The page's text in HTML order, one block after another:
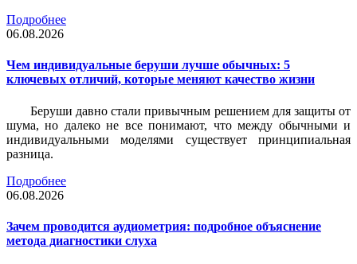
Подробнее
06.08.2026
Чем индивидуальные беруши лучше обычных: 5
ключевых отличий, которые меняют качество жизни
Беруши давно стали привычным решением для защиты от
шума, но далеко не все понимают, что между обычными и
индивидуальными моделями существует принципиальная
разница.
Подробнее
06.08.2026
Зачем проводится аудиометрия: подробное объяснение
метода диагностики слуха